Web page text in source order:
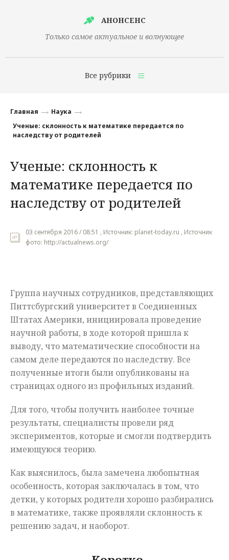
АНОНСЕНС
Только самое актуальное и волнующее
Все рубрики
Финансы
Наука
Культура
Общество
Мнения
Главная
Наука
Ученые: склонность к математике передается по
наследству от родителей
Ученые: склонность к
математике передается по
наследству от родителей
03 сентября 2016 / 08:51 , Источник: planet-today.ru , Источник
фото: http://actualnews.org/
Группа научных сотрудников, представляющих
Питтсбургский университет в Соединенных
Штатах Америки, инициировала проведение
научной работы, в ходе которой пришла к
выводу, что математические способности на
самом деле передаются по наследству. Все
полученные итоги были опубликованы на
страницах одного из профильных изданий.
Для того, чтобы получить наиболее точные
результаты, специалисты провели ряд
экспериментов, которые и смогли подтвердить
имеющуюся теорию.
Как выяснилось, была замечена любопытная
особенность, которая заключалась в том, что
детки, у которых родители хорошо разбирались
в математике, также проявляли склонность к
решению задач, и наоборот.